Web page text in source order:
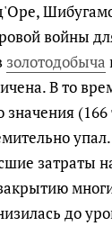
войны
золотодобыча
В то
значения (166
упал.
затраты
до